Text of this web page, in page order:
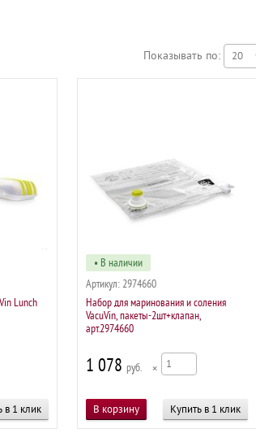
Показывать по:
Lunch
в 1 клик
• В наличии
Артикул: 2974660
Набор для маринования и соления
VacuVin, пакеты-2шт+клапан,
арт.2974660
1 078 р ×
Купить в 1 клик